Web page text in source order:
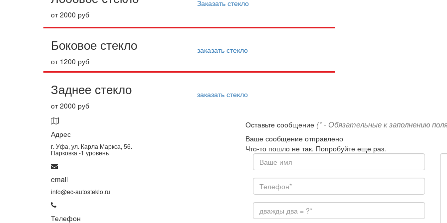
от 2000 руб
Заказать стекло
Боковое стекло
от 1200 руб
заказать стекло
Заднее стекло
от 2000 руб
заказать стекло
Адрес
г. Уфа, ул. Карла Маркса, 56.
Парковка -1 уровень
email
info@ec-autosteklo.ru
Телефон
Оставьте сообщение (* - Обязательные к заполнению
Ваше сообщение отправлено
Что-то пошло не так. Попробуйте еще раз.